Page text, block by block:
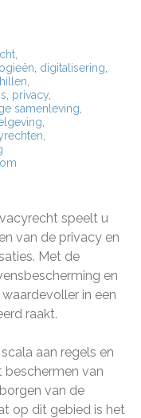
digitalisering
privacy
samenleving
speelt u
van de privacy en
Met de
en
in een
raakt.
aan regels en
beschermen van
van de
op dit gebied is het